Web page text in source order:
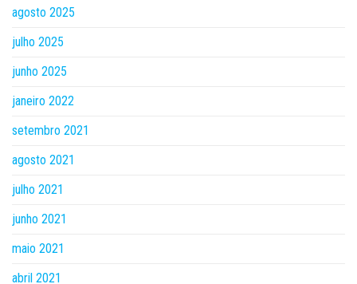
agosto 2025
julho 2025
junho 2025
janeiro 2022
setembro 2021
agosto 2021
julho 2021
junho 2021
maio 2021
abril 2021